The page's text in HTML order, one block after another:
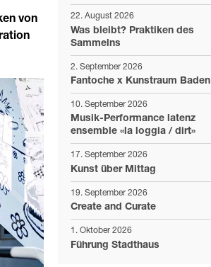
von
22. August 2026
Was bleibt? Praktiken des
Sammelns
2. September 2026
Fantoche x Kunstraum Baden
10. September 2026
Musik-Performance latenz
ensemble «la loggia / dirt»
17. September 2026
Kunst über Mittag
19. September 2026
Create and Curate
1. Oktober 2026
Führung Stadthaus